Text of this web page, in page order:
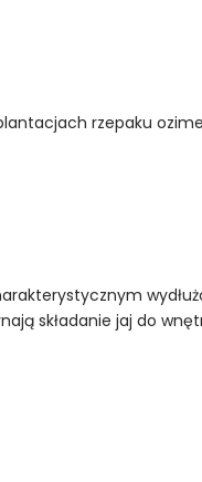
rzepaku
składanie jaj do